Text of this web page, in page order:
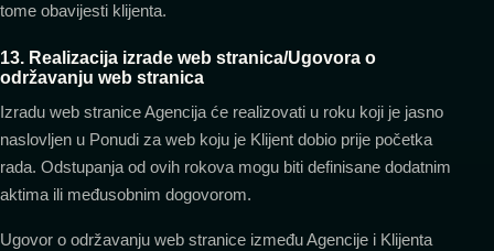
tome obavijesti klijenta.
13. Realizacija izrade web stranica/Ugovora o
održavanju web stranica
Izradu web stranice Agencija će realizovati u roku koji je jasno
naslovljen u Ponudi za web koju je Klijent dobio prije početka
rada. Odstupanja od ovih rokova mogu biti definisane dodatnim
aktima ili međusobnim dogovorom.
Ugovor o održavanju web stranice između Agencije i Klijenta